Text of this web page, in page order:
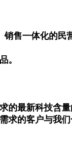
售一体化的民
。
的最新科技含量
求的客户与我们